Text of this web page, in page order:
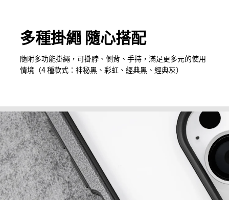
多種掛繩 隨心搭配
隨附多功能掛繩，可掛脖、側背、手持，滿足更多元的使用
情境（4 種款式：神秘黑、彩虹、經典黑、經典灰）